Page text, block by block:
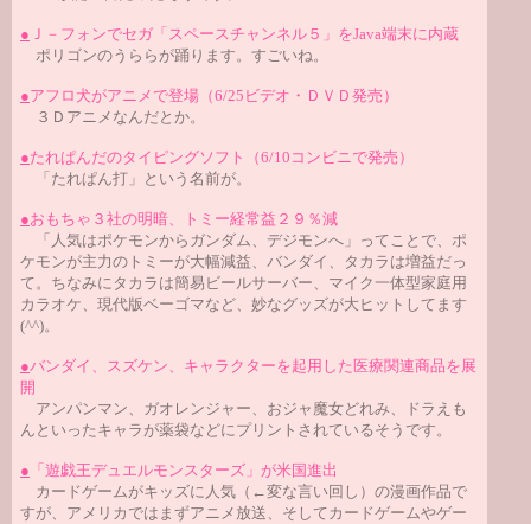
● Ｊ－フォンでセガ「スペースチャンネル５」をJava端末に内蔵
ポリゴンのうららが踊ります。すごいね。
●アフロ犬がアニメで登場（6/25ビデオ・ＤＶＤ発売）
３Ｄアニメなんだとか。
●たれぱんだのタイピングソフト（6/10コンビニで発売）
「たれぱん打」という名前が。
●おもちゃ３社の明暗、トミー経常益２９％減
「人気はポケモンからガンダム、デジモンへ」ってことで、ポ
ケモンが主力のトミーが大幅減益、バンダイ、タカラは増益だっ
て。ちなみにタカラは簡易ビールサーバー、マイク一体型家庭用
カラオケ、現代版ベーゴマなど、妙なグッズが大ヒットしてます
(^^)。
●バンダイ、スズケン、キャラクターを起用した医療関連商品を展
開
アンパンマン、ガオレンジャー、おジャ魔女どれみ、ドラえも
んといったキャラが薬袋などにプリントされているそうです。
● 「遊戯王デュエルモンスターズ」が米国進出
カードゲームがキッズに人気（←変な言い回し）の漫画作品で
すが、アメリカではまずアニメ放送、そしてカードゲームやゲー